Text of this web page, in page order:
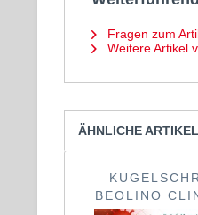
Fragen zum
Weitere Artikel
ÄHNLICHE ARTIKEL
BEOLINO